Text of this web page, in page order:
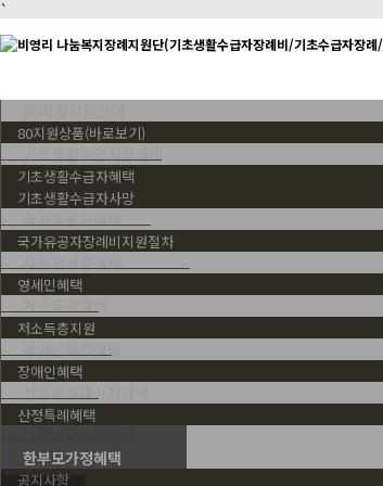
`
80지원상품(바로보기)
기초생활수급자장례비
기초생활수급자혜택
기초생활수급자사망
국가유공자혜택
국가유공자장례비지원절차
차상위계층혜택
영세민혜택
저소득층혜택
저소득층지원
장애인복지혜택
장애인혜택
산정특례대상자혜택
산정특례혜택
한부모가정혜택
공지사항